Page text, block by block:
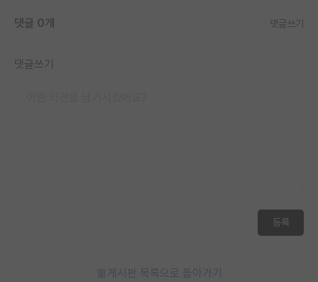
댓글 0개 댓글쓰기
댓글쓰기
등록
게시판 목록으로 돌아가기